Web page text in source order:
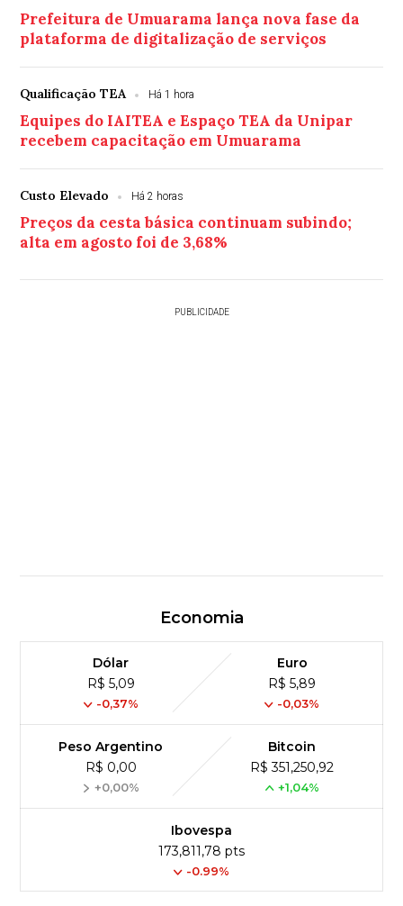
Prefeitura de Umuarama lança nova fase da
plataforma de digitalização de serviços
Qualificação TEA Há 1 hora
Equipes do IAITEA e Espaço TEA da Unipar
recebem capacitação em Umuarama
Custo Elevado Há 2 horas
Preços da cesta básica continuam subindo;
alta em agosto foi de 3,68%
PUBLICIDADE
Economia
Dólar
R$ 5,09
-0,37%
Euro
R$ 5,89
-0,03%
Peso Argentino
R$ 0,00
+0,00%
Bitcoin
R$ 351,250,92
+1,04%
Ibovespa
173,811,78 pts
-0.99%